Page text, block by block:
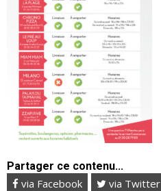
Partager ce contenu...
via Facebook via Twitter